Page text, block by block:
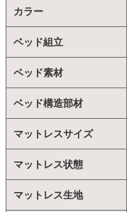
カラー
ベッド組立
ベッド素材
ベッド構造部材
マットレスサイズ
マットレス状態
マットレス生地